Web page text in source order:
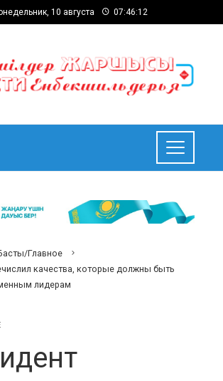
10 августа 07:46:13
Главное
качества, которые должны быть
лидерам